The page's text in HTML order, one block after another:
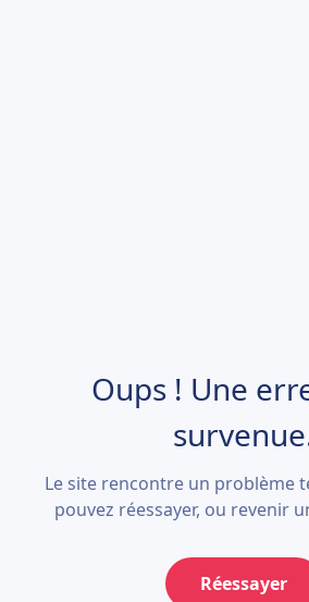
Oups ! Une
Le site rencontre un problème
pouvez réessayer, ou revenir
Réessayer